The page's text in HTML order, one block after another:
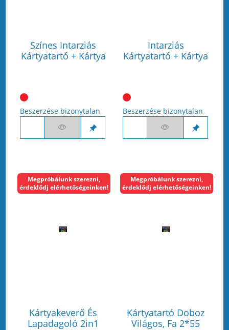
Színes Intarziás
Kártyatartó + Kártya
Beszerzése bizonytalan
Intarziás
Kártyatartó + Kártya
Beszerzése bizonytalan
Kártyakeverő És
Lapadagoló 2in1
Megpróbálunk szerezni,
érdeklődj elérhetőségeinken!
Kártyatartó Doboz
Világos, Fa 2*55
Megpróbálunk szerezni,
érdeklődj elérhetőségeinken!